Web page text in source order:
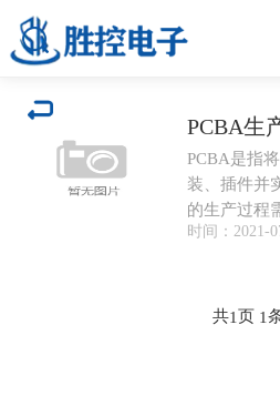
PCBA是指
装、插件并
的生产过程
时间：2021-
共1页 1